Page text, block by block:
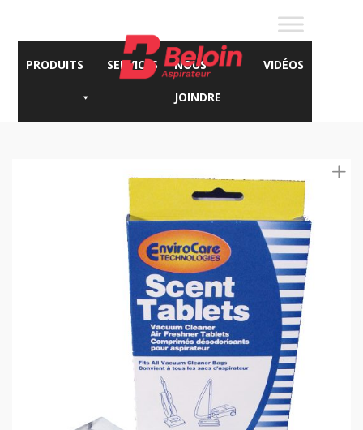
PRODUITS SERVICES NOUS
JOINDRE
VIDÉOS